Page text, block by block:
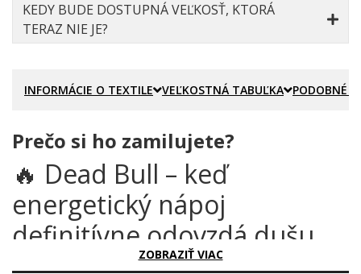
KEDY BUDE DOSTUPNÁ VEĽKOSŤ, KTORÁ
TERAZ NIE JE?
INFORMÁCIE O TEXTILE VEĽKOSTNÁ TABUĽKA PODOBNÉ
Prečo si ho zamilujete?
🔥 Dead Bull – keď
energetický nápoj
definitívne odovzdá dušu
Poznáš ten slávny nápoj, čo dáva krídla? Tento motív prináša
ZOBRAZIŤ VIAC